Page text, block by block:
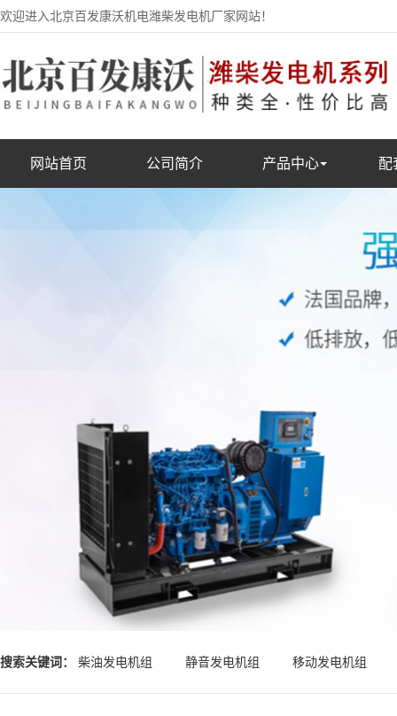
欢迎进入北京百发康沃机电潍柴发电机厂家网站！
网站首页 公司简介 产品中心 配
搜索关键词： 柴油发电机组 静音发电机组 移动发电机组